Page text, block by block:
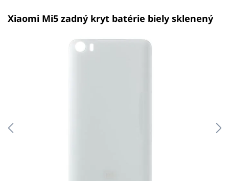
Xiaomi Mi5 zadný kryt batérie biely sklenený